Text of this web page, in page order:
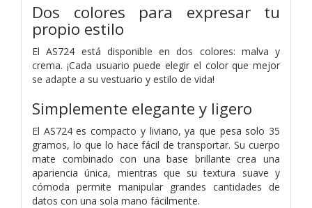
Dos colores para expresar tu
propio estilo
El AS724 está disponible en dos colores: malva y
crema. ¡Cada usuario puede elegir el color que mejor
se adapte a su vestuario y estilo de vida!
Simplemente elegante y ligero
El AS724 es compacto y liviano, ya que pesa solo 35
gramos, lo que lo hace fácil de transportar. Su cuerpo
mate combinado con una base brillante crea una
apariencia única, mientras que su textura suave y
cómoda permite manipular grandes cantidades de
datos con una sola mano fácilmente.